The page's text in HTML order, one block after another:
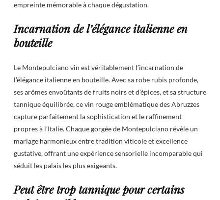
empreinte mémorable à chaque dégustation.
Incarnation de l’élégance italienne en
bouteille
Le Montepulciano vin est véritablement l’incarnation de
l’élégance italienne en bouteille. Avec sa robe rubis profonde,
ses arômes envoûtants de fruits noirs et d’épices, et sa structure
tannique équilibrée, ce vin rouge emblématique des Abruzzes
capture parfaitement la sophistication et le raffinement
propres à l’Italie. Chaque gorgée de Montepulciano révèle un
mariage harmonieux entre tradition viticole et excellence
gustative, offrant une expérience sensorielle incomparable qui
séduit les palais les plus exigeants.
Peut être trop tannique pour certains